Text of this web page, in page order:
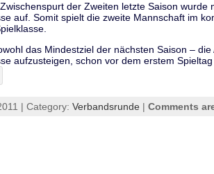
der Zweiten letzte Saison
auf. Somit spielt die zweite Mannschaft im
das Mindestziel der nächsten Saison –
aufzusteigen, schon vor dem erstem
| Category: Verbandsrunde | Comments